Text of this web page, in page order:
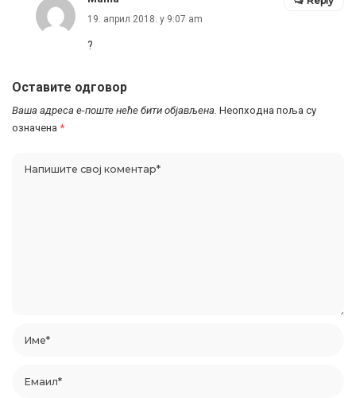
19. април 2018. у 9:07 am
?
Оставите одговор
Ваша адреса е-поште неће бити објављена. Неопходна поља су
означена *